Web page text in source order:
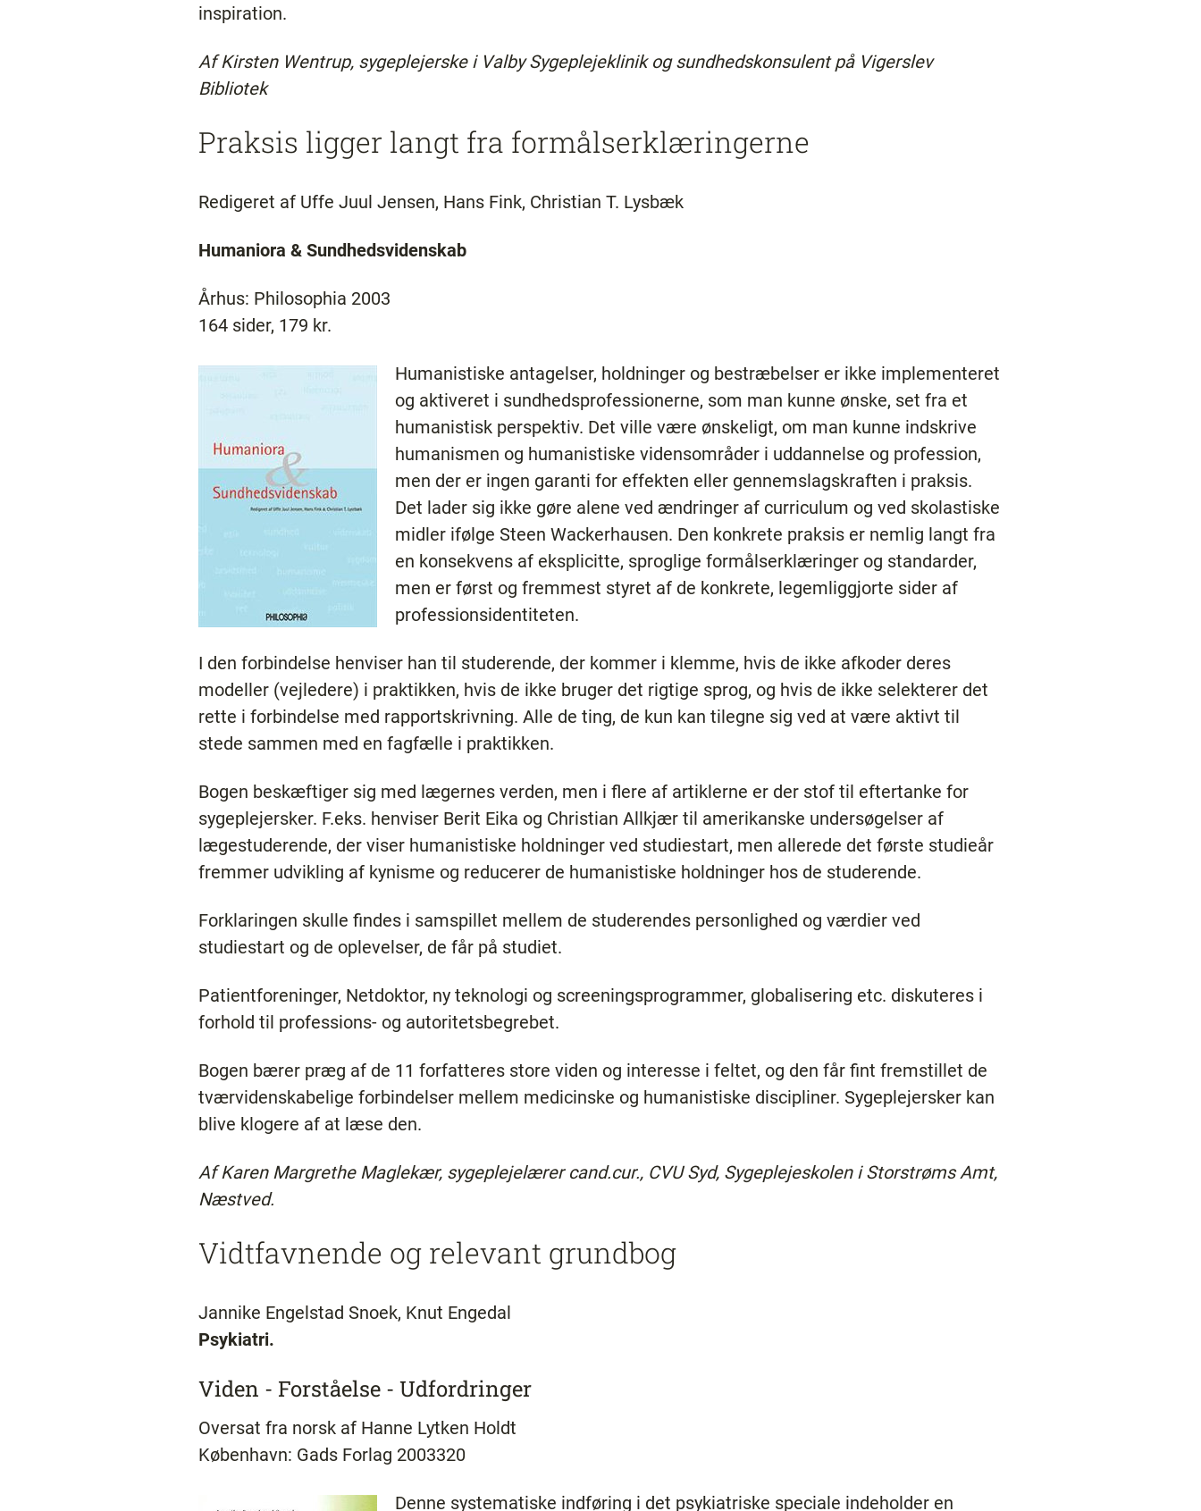
inspiration.
Af Kirsten Wentrup, sygeplejerske i Valby Sygeplejeklinik og sundhedskonsulent på Vigerslev
Bibliotek
Praksis ligger langt fra formålserklæringerne
Redigeret af Uffe Juul Jensen, Hans Fink, Christian T. Lysbæk
Humaniora & Sundhedsvidenskab
Århus: Philosophia 2003
164 sider, 179 kr.
Humanistiske antagelser, holdninger og bestræbelser er ikke implementeret
og aktiveret i sundhedsprofessionerne, som man kunne ønske, set fra et
humanistisk perspektiv. Det ville være ønskeligt, om man kunne indskrive
humanismen og humanistiske vidensområder i uddannelse og profession,
men der er ingen garanti for effekten eller gennemslagskraften i praksis.
Det lader sig ikke gøre alene ved ændringer af curriculum og ved skolastiske
midler ifølge Steen Wackerhausen. Den konkrete praksis er nemlig langt fra
en konsekvens af eksplicitte, sproglige formålserklæringer og standarder,
men er først og fremmest styret af de konkrete, legemliggjorte sider af
professionsidentiteten.
I den forbindelse henviser han til studerende, der kommer i klemme, hvis de ikke afkoder deres
modeller (vejledere) i praktikken, hvis de ikke bruger det rigtige sprog, og hvis de ikke selekterer det
rette i forbindelse med rapportskrivning. Alle de ting, de kun kan tilegne sig ved at være aktivt til
stede sammen med en fagfælle i praktikken.
Bogen beskæftiger sig med lægernes verden, men i flere af artiklerne er der stof til eftertanke for
sygeplejersker. F.eks. henviser Berit Eika og Christian Allkjær til amerikanske undersøgelser af
lægestuderende, der viser humanistiske holdninger ved studiestart, men allerede det første studieår
fremmer udvikling af kynisme og reducerer de humanistiske holdninger hos de studerende.
Forklaringen skulle findes i samspillet mellem de studerendes personlighed og værdier ved
studiestart og de oplevelser, de får på studiet.
Patientforeninger, Netdoktor, ny teknologi og screeningsprogrammer, globalisering etc. diskuteres i
forhold til professions- og autoritetsbegrebet.
Bogen bærer præg af de 11 forfatteres store viden og interesse i feltet, og den får fint fremstillet de
tværvidenskabelige forbindelser mellem medicinske og humanistiske discipliner. Sygeplejersker kan
blive klogere af at læse den.
Af Karen Margrethe Maglekær, sygeplejelærer cand.cur., CVU Syd, Sygeplejeskolen i Storstrøms Amt,
Næstved.
Vidtfavnende og relevant grundbog
Jannike Engelstad Snoek, Knut Engedal
Psykiatri.
Viden - Forståelse - Udfordringer
Oversat fra norsk af Hanne Lytken Holdt
København: Gads Forlag 2003320
Denne systematiske indføring i det psykiatriske speciale indeholder en